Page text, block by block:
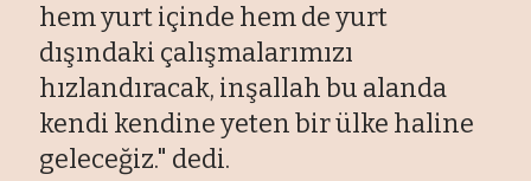
hem yurt içinde hem de yurt
dışındaki çalışmalarımızı
hızlandıracak, inşallah bu alanda
kendi kendine yeten bir ülke haline
geleceğiz." dedi.